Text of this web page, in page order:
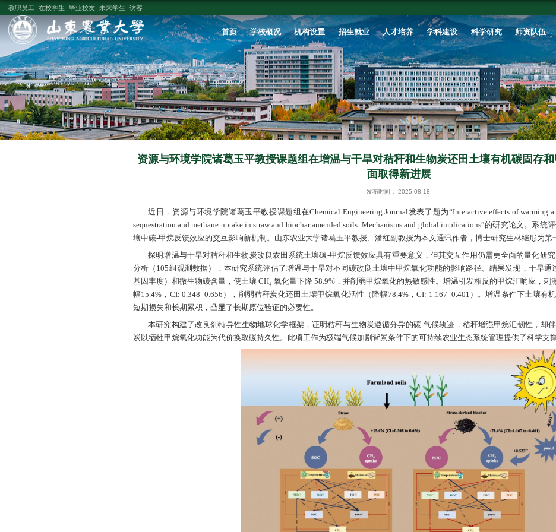
教职员工 在校学生 毕业校友 未来学生
首页 学校概况 机构设置 招生就业
资源与环境学院诸葛玉平教授课题组在增温与干旱
面
发布时
近日，资源与环境学院诸葛玉平教授课题组在Chemical Engineering
sequestration and methane uptake in straw and biochar amended soils:
壤中碳-甲烷反馈效应的交互影响新机制。山东农业大学诸葛玉平教授、潘
探明增温与干旱对秸秆和生物炭改良农田系统土壤碳-甲烷反馈效应
分析（105组观测数据），本研究系统评估了增温与干旱对不同碳改良
基因丰度）和微生物碳含量，使土壤 CH₄ 氧化量下降 58.9%，并削弱甲
幅15.4%，CI: 0.348–0.656），削弱秸秆炭化还田土壤甲烷氧化活性（降
短期损失和长期累积，凸显了长期原位验证的必要性。
本研究构建了改良剂特异性生物地球化学框架，证明秸秆与生物炭
炭以牺牲甲烷氧化功能为代价换取碳持久性。此项工作为极端气候加剧背